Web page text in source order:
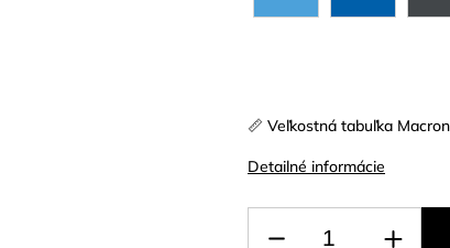
📏 Veľkostná tabuľka Macron
Detailné informácie